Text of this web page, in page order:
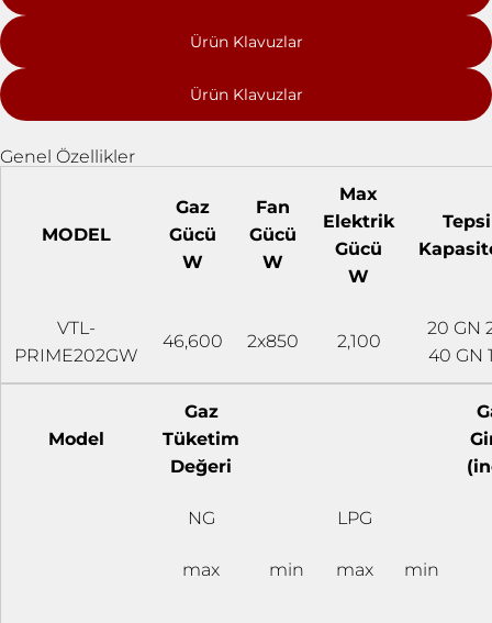
Ürün Klavuzlar
Ürün Klavuzlar
Genel Özellikler
MODEL
Gaz
Gücü
W
Fan
Gücü
W
Max
Elektrik
Gücü
W
Tepsi
VTL-
PRIME202GW
46,600 2x850 2,100
20 GN
40 GN
Model
Gaz
Tüketim
Değeri
NG LPG
max min max min